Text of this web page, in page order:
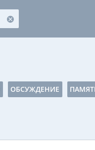
ОБСУЖДЕНИЕ